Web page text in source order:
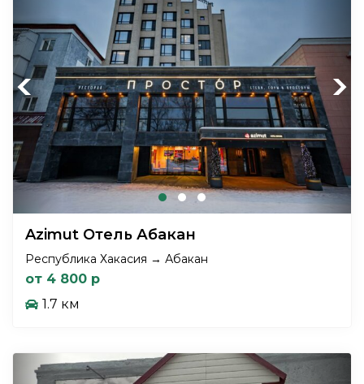
Previous Next
Azimut Отель Абакан
Республика Хакасия → Абакан
от 4 800 р
1.7 км